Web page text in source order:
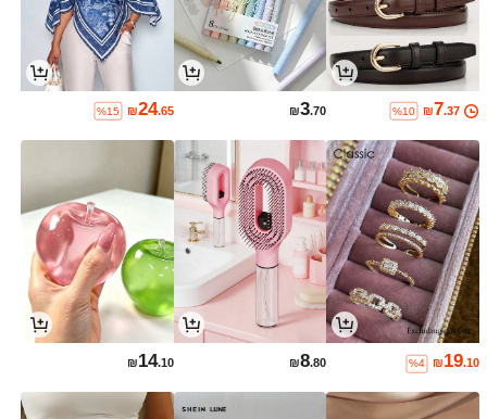
₪7.37
%10
₪3.70
₪24.65
%15
₪19.10
%4
₪8.80
₪14.10